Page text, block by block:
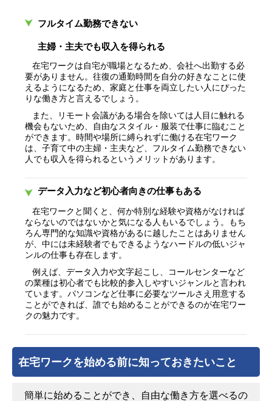
フルタイム勤務できない
主婦・主夫でも収入を得られる
在宅ワークは自宅が職場となるため、会社へ出勤する必
要がありません。往復の通勤時間を自分の好きなことに使
えるようになるため、家庭と仕事を両立したい人にぴった
りな働き方と言えるでしょう。
また、リモート会議がある場合を除いては人目に触れる
機会もないため、自由なスタイル・服装で仕事に臨むこと
ができます。時間や場所に縛られずに働ける在宅ワーク
は、子育て中の主婦・主夫など、フルタイム勤務できない
人でも収入を得られるというメリットがあります。
データ入力など初心者向きの仕事もある
在宅ワークと聞くと、何か特別な経験や資格がなければ
ならないのではないかと気になる人もいるでしょう。もち
ろん専門的な知識や資格があるに越したことはありません
が、中には未経験者でもできるようなハードルの低いジャ
ンルの仕事も存在します。
例えば、データ入力や文字起こし、コールセンターなど
の業種は初心者でも比較的参入しやすいジャンルと言われ
ています。パソコンなど仕事に必要なツールさえ用意する
ことができれば、誰でも始めることができるのが在宅ワー
クの魅力です。
在宅ワークを始める前に知っておきたいこと
簡単に始めることができ、自由な働き方を選べるの